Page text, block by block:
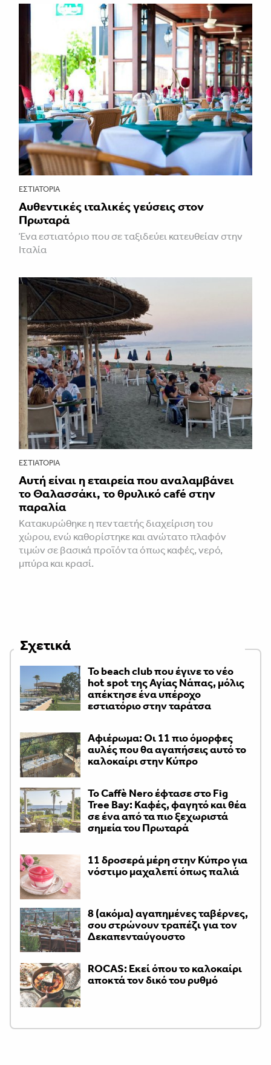
ΕΣΤΙΑΤΌΡΙΑ
Αυθεντικές ιταλικές γεύσεις στον
Πρωταρά
Ένα εστιατόριο που σε ταξιδεύει κατευθείαν στην
Ιταλία
ΕΣΤΙΑΤΌΡΙΑ
Αυτή είναι η εταιρεία που αναλαμβάνει
το Θαλασσάκι, το θρυλικό café στην
παραλία
Κατακυρώθηκε η πενταετής διαχείριση του
χώρου, ενώ καθορίστηκε και ανώτατο πλαφόν
τιμών σε βασικά προϊόντα όπως καφές, νερό,
μπύρα και κρασί.
Σχετικά
Το beach club που έγινε το νέο
hot spot της Αγίας Νάπας, μόλις
απέκτησε ένα υπέροχο
εστιατόριο στην ταράτσα
Αφιέρωμα: Οι 11 πιο όμορφες
αυλές που θα αγαπήσεις αυτό το
καλοκαίρι στην Κύπρο
Το Caffè Nero έφτασε στο Fig
Tree Bay: Καφές, φαγητό και θέα
σε ένα από τα πιο ξεχωριστά
σημεία του Πρωταρά
11 δροσερά μέρη στην Κύπρο για
νόστιμο μαχαλεπί όπως παλιά
8 (ακόμα) αγαπημένες ταβέρνες,
σου στρώνουν τραπέζι για τον
Δεκαπενταύγουστο
ROCAS: Εκεί όπου το καλοκαίρι
αποκτά τον δικό του ρυθμό